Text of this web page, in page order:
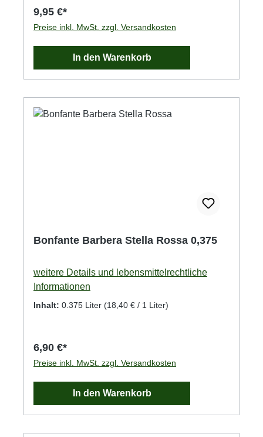
9,95 €*
Preise inkl. MwSt. zzgl. Versandkosten
In den Warenkorb
Bonfante Barbera Stella Rossa 0,375
weitere Details und lebensmittelrechtliche
Informationen
Inhalt: 0.375 Liter (18,40 € / 1 Liter)
6,90 €*
Preise inkl. MwSt. zzgl. Versandkosten
In den Warenkorb